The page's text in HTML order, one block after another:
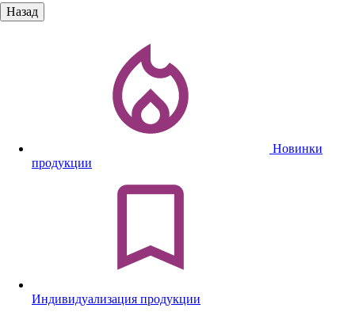
Назад
Новинки
продукции
Индивидуализация продукции